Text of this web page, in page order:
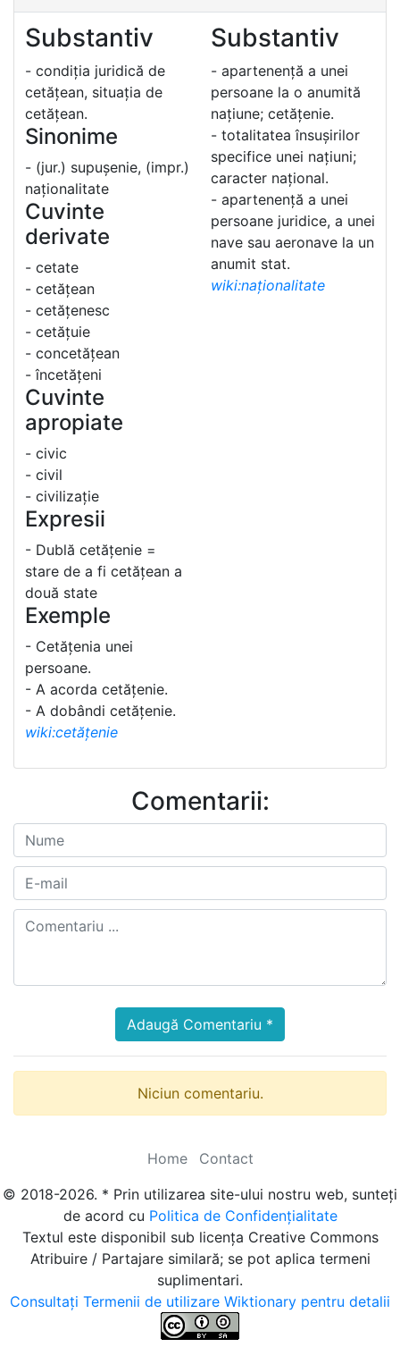
Substantiv
- condiția juridică de
cetățean, situația de
cetățean.
Sinonime
- (jur.) supușenie, (impr.)
naționalitate
Cuvinte
derivate
- cetate
- cetățean
- cetățenesc
- cetățuie
- concetățean
- încetățeni
Cuvinte
apropiate
- civic
- civil
- civilizație
Expresii
- Dublă cetățenie =
stare de a fi cetățean a
două state
Exemple
- Cetățenia unei
persoane.
- A acorda cetățenie.
- A dobândi cetățenie.
wiki:cetățenie
Substantiv
- apartenență a unei
persoane la o anumită
națiune; cetățenie.
- totalitatea însușirilor
specifice unei națiuni;
caracter național.
- apartenență a unei
persoane juridice, a unei
nave sau aeronave la un
anumit stat.
wiki:naționalitate
Comentarii:
Adaugă Comentariu *
Niciun comentariu.
Home
Contact
© 2018-2026. * Prin utilizarea site-ului nostru web, sunteți
de acord cu Politica de Confidențialitate
Textul este disponibil sub licența Creative Commons
Atribuire / Partajare similară; se pot aplica termeni
suplimentari.
Consultați Termenii de utilizare Wiktionary pentru detalii